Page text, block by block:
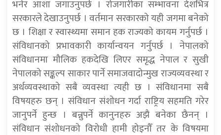
भनेर आशा जगाउनुपर्छ । रोजगारीका सम्भावना देशभित्र
सरकारले देखाउनुपर्छ । वर्तमान सरकारको यही जगमा बनेको
छ । शिक्षा र स्वास्थ्यमा समान हक राज्यको कायम गर्नुपर्छ ।
संविधानको प्रभावकारी कार्यान्वयन गर्नुपर्छ । नेपालको
संविधानमा मौलिक हकदेखि लिएर समृद्ध नेपाल र सुखी
नेपालको सङ्कल्प साकार पार्ने समाजवादोन्मुख राज्यव्यवस्था र
अर्थव्यवस्थाको सबै व्यवस्था त्यही छ । संविधानमा सबै
विषयहरु छन् । संविधान संशोधन गर्दा राष्ट्रिय सहमति गरेर
जानुपर्ने हुन्छ । बन्नुपर्ने कानुनहरु अझै बनेका छैनन् ।
संविधान संशोधनको विरोधी हामी होइनौँ तर के विषयमा